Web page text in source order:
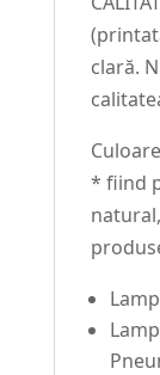
clară.
* fiind